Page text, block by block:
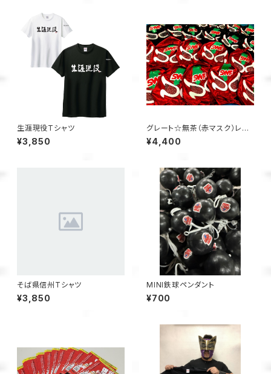
生涯現役Tシャツ
¥3,850
グレート☆無茶（赤マスク）レプ
リカ応援マスク
¥4,400
そば県信州Tシャツ
¥3,850
MINI鉄球ペンダント
¥700